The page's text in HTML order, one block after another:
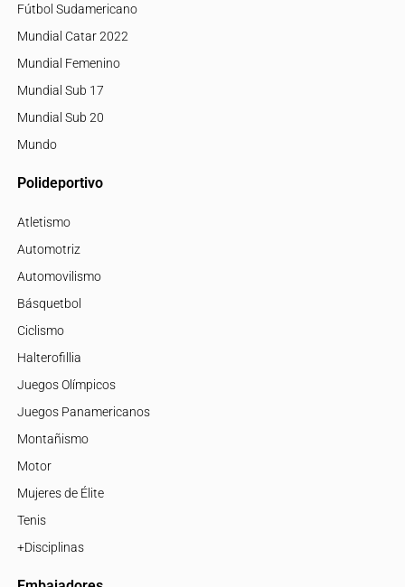
Fútbol Sudamericano
Mundial Catar 2022
Mundial Femenino
Mundial Sub 17
Mundial Sub 20
Mundo
Polideportivo
Atletismo
Automotriz
Automovilismo
Básquetbol
Ciclismo
Halterofillia
Juegos Olímpicos
Juegos Panamericanos
Montañismo
Motor
Mujeres de Élite
Tenis
+Disciplinas